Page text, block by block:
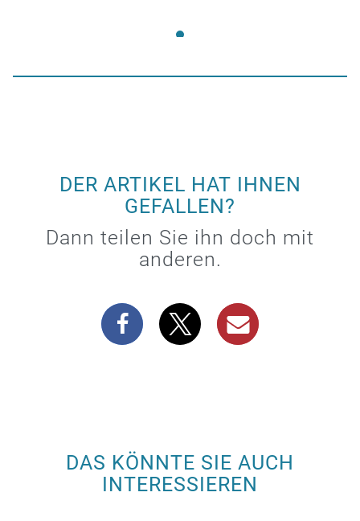
DER ARTIKEL HAT IHNEN
GEFALLEN?
Dann teilen Sie ihn doch mit
anderen.
DAS KÖNNTE SIE AUCH
INTERESSIEREN